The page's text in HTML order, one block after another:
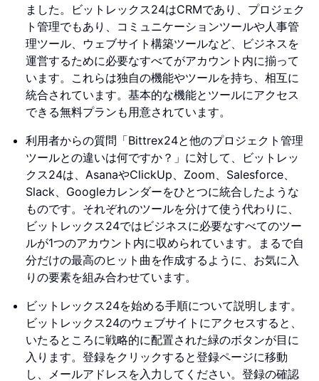
ました。ビットレックス24はCRMであり、プロジェク
ト管理でもあり、コミュニケーションツールや人事管
理ツール、ウェブサイト構築ツールなど、ビジネスを
運営するために必要なすべてがアカウント内に揃って
います。これらは独自の機能やツールを持ち、相互に
統合されています。基本的な機能とツールにアクセス
できる無料プランも用意されています。
利用者からの質問「Bittrex24と他のプロジェクト管理
ツールとの違いは何ですか？」に対して、ビットレッ
クス24は、AsanaやClickUp、Zoom、Salesforce、
Slack、Googleカレンダーをひとつに統合したような
ものです。それぞれのツールを分けて使う代わりに、
ビットレックス24ではビジネスに必要なすべてのツー
ルが1つのアカウント内に収められています。まるで自
分だけの最高のヒット曲を作成するように、お気に入
りの要素を組み合わせています。
ビットレックス24を始める手順について説明します。
ビットレックス24のウェブサイトにアクセスすると、
いたるところに戦略的に配置された緑のボタンが目に
入ります。登録をクリックすると登録ページに移動
し、メールアドレスを入力してください。登録の確認